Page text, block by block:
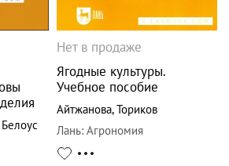
Белоус
Нет в продаже
Ягодные культуры.
Учебное пособие
Айтжанова,Ториков
Лань: Агрономия